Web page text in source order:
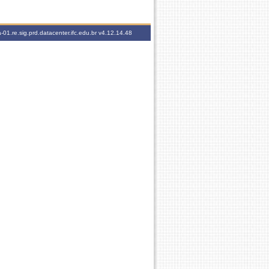
01.re.sig.prd.datacenter.ifc.edu.brv4.12.14.48